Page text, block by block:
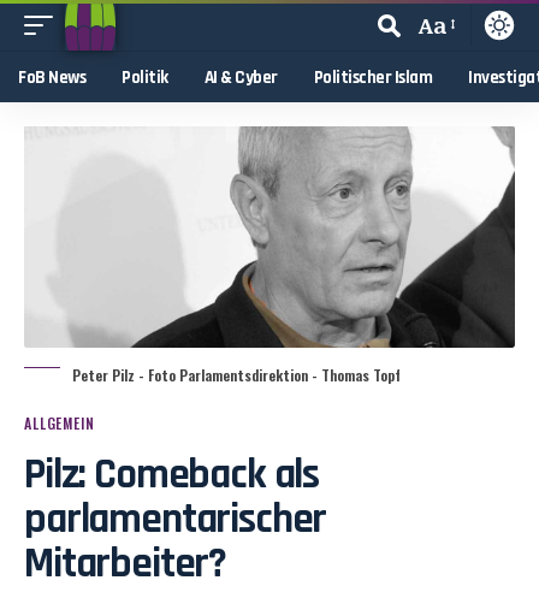
Aa
FoB News Politik AI & Cyber Politischer Islam
Peter Pilz - Foto Parlamentsdirektion - Thomas Topf
ALLGEMEIN
Pilz: Comeback als
parlamentari­scher
Mitarbeiter?